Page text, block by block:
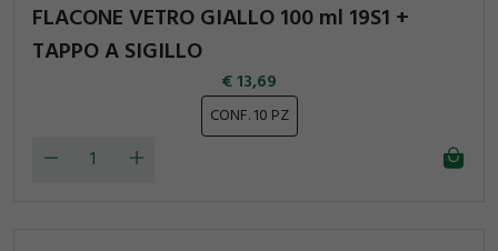
FLACONE VETRO GIALLO 100 ml 19S1 +
TAPPO A SIGILLO
13,69
CONF. 10 PZ